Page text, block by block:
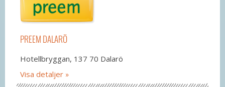
PREEM DALARÖ
Hotellbryggan, 137 70 Dalarö
Visa detaljer